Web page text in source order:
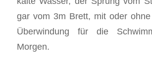
gar vom 3m Brett, mit oder
Überwindung für die
Morgen.